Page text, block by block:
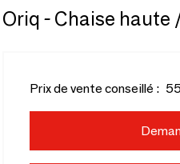
Oriq - Chaise haute
Prix de vente conseillé :